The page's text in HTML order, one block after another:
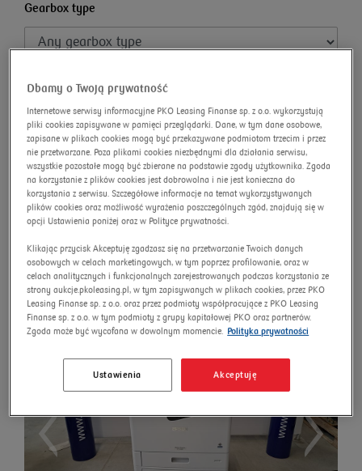
Gearbox type
Omnibus advanced search
EPSON WORKFORCE
ENTERPRISE WF-C21000
D4TW multifunction printer
Auction number: 9681/AU/2025
New price
Dbamy o Twoją prywatność
Internetowe serwisy informacyjne PKO Leasing Finanse sp. z o.o. wykorzystują
pliki cookies zapisywane w pamięci przeglądarki. Dane, w tym dane osobowe,
zapisane w plikach cookies mogą być przekazywane podmiotom trzecim i przez
nie przetwarzane. Poza plikami cookies niezbędnymi dla działania serwisu,
wszystkie pozostałe mogą być zbierane na podstawie zgody użytkownika. Zgoda
na korzystanie z plików cookies jest dobrowolna i nie jest konieczna do
korzystania z serwisu. Szczegółowe informacje na temat wykorzystywanych
plików cookies oraz możliwość wyrażenia poszczególnych zgód, znajdują się w
opcji Ustawienia poniżej oraz w Polityce prywatności.
Klikając przycisk Akceptuję zgadzasz się na przetwarzanie Twoich danych
osobowych w celach marketingowych, w tym poprzez profilowanie, oraz w
celach analitycznych i funkcjonalnych zarejestrowanych podczas korzystania ze
strony aukcje.pkoleasing.pl, w tym zapisywanych w plikach cookies, przez PKO
Leasing Finanse sp. z o.o. oraz przez podmioty współpracujące z PKO Leasing
Finanse sp. z o.o. w tym podmioty z grupy kapitałowej PKO oraz partnerów.
Zgoda może być wycofana w dowolnym momencie.
Polityka prywatności
Akceptuję
Ustawienia